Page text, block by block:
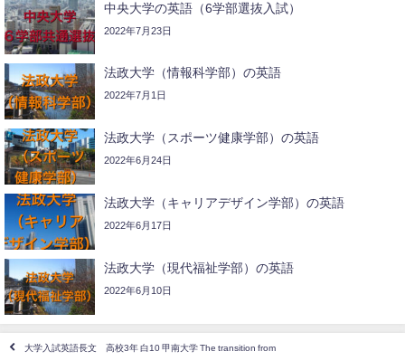
中央大学の英語（6学部選抜入試）
2022年7月23日
法政大学（情報科学部）の英語
2022年7月1日
法政大学（スポーツ健康学部）の英語
2022年6月24日
法政大学（キャリアデザイン学部）の英語
2022年6月17日
法政大学（現代福祉学部）の英語
2022年6月10日
大学入試英語長文 高校3年 白10 甲南大学 The transition from